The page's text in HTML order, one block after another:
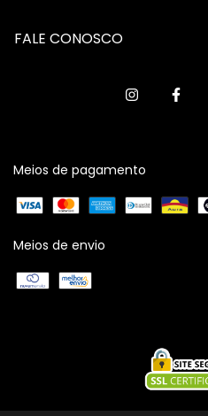
FALE CONOSCO
Meios de pagamento
Meios de envio